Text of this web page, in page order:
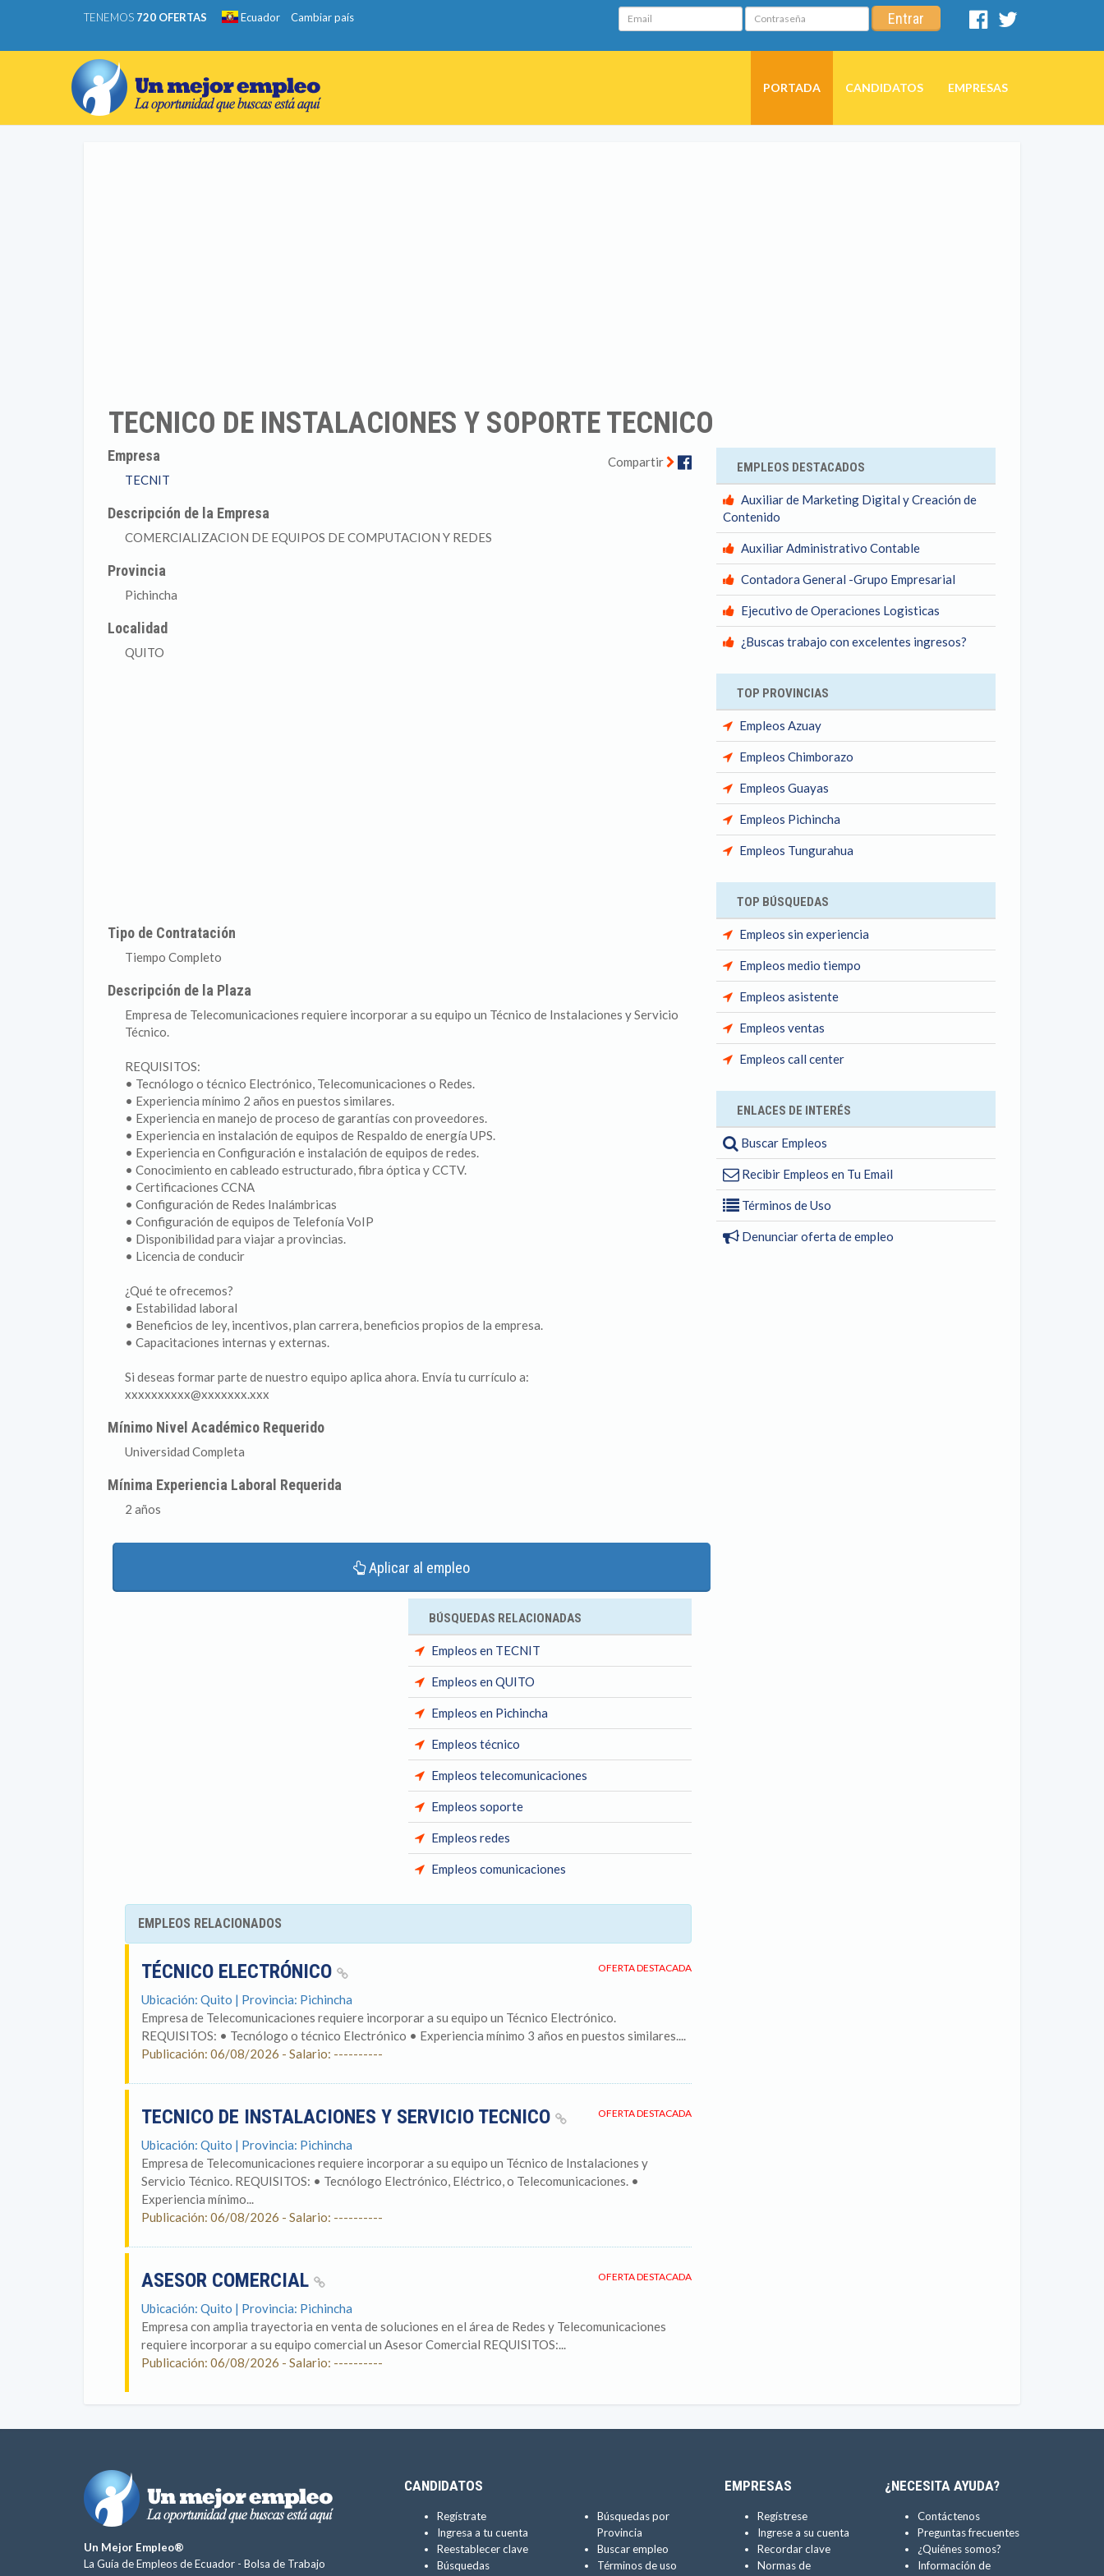
TENEMOS 720 OFERTAS Ecuador Cambiar país Email Contraseña Entrar
Facebook
PORTADA CANDIDATOS EMPRESAS
TECNICO DE INSTALACIONES Y SOPORTE TECNICO
Compartir Facebook
Empresa
TECNIT
Descripción de la Empresa
COMERCIALIZACION DE EQUIPOS DE COMPUTACION Y REDES
Provincia
Pichincha
Localidad
QUITO
Tipo de Contratación
Tiempo Completo
Descripción de la Plaza
Empresa de Telecomunicaciones requiere incorporar a su equipo un Técnico de Instalaciones y Servicio
Técnico.
REQUISITOS:
• Tecnólogo o técnico Electrónico, Telecomunicaciones o Redes.
• Experiencia mínimo 2 años en puestos similares.
• Experiencia en manejo de proceso de garantías con proveedores.
• Experiencia en instalación de equipos de Respaldo de energía UPS.
• Experiencia en Configuración e instalación de equipos de redes.
• Conocimiento en cableado estructurado, fibra óptica y CCTV.
• Certificaciones CCNA
• Configuración de Redes Inalámbricas
• Configuración de equipos de Telefonía VoIP
• Disponibilidad para viajar a provincias.
• Licencia de conducir
¿Qué te ofrecemos?
• Estabilidad laboral
• Beneficios de ley, incentivos, plan carrera, beneficios propios de la empresa.
• Capacitaciones internas y externas.
Si deseas formar parte de nuestro equipo aplica ahora. Envía tu currículo a:
xxxxxxxxxx@xxxxxxx.xxx
Mínimo Nivel Académico Requerido
Universidad Completa
Mínima Experiencia Laboral Requerida
2 años
Aplicar al empleo
BÚSQUEDAS RELACIONADAS
Empleos en TECNIT
Empleos en QUITO
Empleos en Pichincha
Empleos técnico
Empleos telecomunicaciones
Empleos soporte
Empleos redes
Empleos comunicaciones
EMPLEOS RELACIONADOS
OFERTA DESTACADA
TÉCNICO ELECTRÓNICO
Ubicación: Quito | Provincia: Pichincha
Empresa de Telecomunicaciones requiere incorporar a su equipo un Técnico Electrónico.
REQUISITOS: • Tecnólogo o técnico Electrónico • Experiencia mínimo 3 años en puestos similares....
Publicación: 06/08/2026 - Salario: ----------
OFERTA DESTACADA
TECNICO DE INSTALACIONES Y SERVICIO TECNICO
Ubicación: Quito | Provincia: Pichincha
Empresa de Telecomunicaciones requiere incorporar a su equipo un Técnico de Instalaciones y
Servicio Técnico. REQUISITOS: • Tecnólogo Electrónico, Eléctrico, o Telecomunicaciones. •
Experiencia mínimo...
Publicación: 06/08/2026 - Salario: ----------
OFERTA DESTACADA
ASESOR COMERCIAL
Ubicación: Quito | Provincia: Pichincha
Empresa con amplia trayectoria en venta de soluciones en el área de Redes y Telecomunicaciones
requiere incorporar a su equipo comercial un Asesor Comercial REQUISITOS:...
Publicación: 06/08/2026 - Salario: ----------
EMPLEOS DESTACADOS
Auxiliar de Marketing Digital y Creación de
Contenido
Auxiliar Administrativo Contable
Contadora General -Grupo Empresarial
Ejecutivo de Operaciones Logisticas
¿Buscas trabajo con excelentes ingresos?
TOP PROVINCIAS
Empleos Azuay
Empleos Chimborazo
Empleos Guayas
Empleos Pichincha
Empleos Tungurahua
TOP BÚSQUEDAS
Empleos sin experiencia
Empleos medio tiempo
Empleos asistente
Empleos ventas
Empleos call center
ENLACES DE INTERÉS
Buscar Empleos
Recibir Empleos en Tu Email
Términos de Uso
Denunciar oferta de empleo
Un Mejor Empleo®
La Guía de Empleos de Ecuador - Bolsa de Trabajo
CANDIDATOS
Regístrate
Ingresa a tu cuenta
Reestablecer clave
Búsquedas
Búsquedas por
Provincia
Buscar empleo
Términos de uso
EMPRESAS
Regístrese
Ingrese a su cuenta
Recordar clave
Normas de
¿NECESITA AYUDA?
Contáctenos
Preguntas frecuentes
¿Quiénes somos?
Información de